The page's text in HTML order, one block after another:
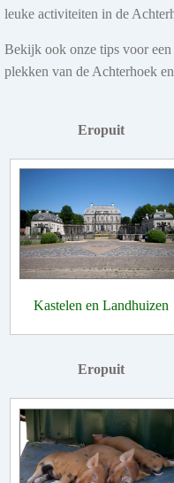
leuke activiteiten in de
Bekijk ook onze tips voor
plekken van de Achterhoek
Eropuit
Kastelen en Landhuizen
Eropuit